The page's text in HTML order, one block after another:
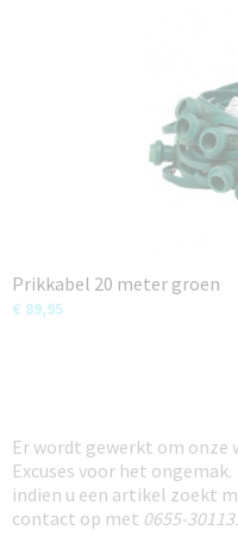
Prikkabel 20 meter groen
€ 89,95
Er wordt gewerkt om
Excuses voor het ongemak.
indien u een artikel zoekt
contact op met 0655-